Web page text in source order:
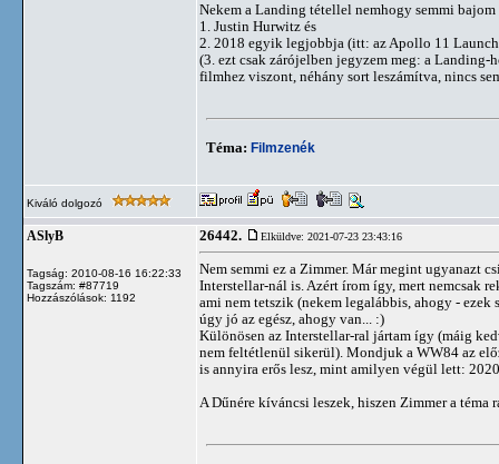
Nekem a Landing tétellel nemhogy semmi
1. Justin Hurwitz és
2. 2018 egyik legjobbja (itt: az Apollo 11 Launch
(3. ezt csak zárójelben jegyzem meg: a Landing-
filmhez viszont, néhány sort leszámítva, nincs
Téma: Filmzenék
Kiváló dolgozó
ASlyB
Tagság: 2010-08-16 16:22:33
Tagszám: #87719
Hozzászólások: 1192
26442. Elküldve: 2021-07-23 23:43:16
Nem semmi ez a Zimmer. Már megint ugyanazt
Interstellar-nál is. Azért írom így, mert nemcsak
ami nem tetszik (nekem legalábbis, ahogy -
úgy jó az egész, ahogy van... :)
Különösen az Interstellar-ral jártam így (máig
nem feltétlenül sikerül). Mondjuk a WW84 az
is annyira erős lesz, mint amilyen végül lett:
A Dűnére kíváncsi leszek, hiszen Zimmer a